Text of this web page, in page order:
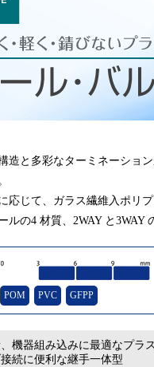
造と多彩なターミネーショ
応じて、ガラス繊維入ポリ
ルの4 材質、2WAY と3WAY
POM PVC GFPP
機器組み込みに最適なプラ
続に便利な継手一体型